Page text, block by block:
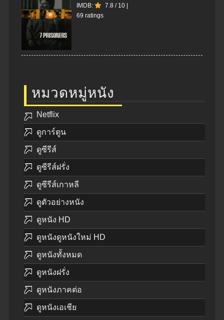
IMDB: 7.8 / 10
69 ratings
หมวดหมู่หนัง
Netflix
ดูการ์ตูน
ดูซีรีส์
ดูซีรีส์ฝรั่ง
ดูซีรีส์เกาหลี
ดูตัวอย่างหนัง
ดูหนัง HD
ดูหนังดูหนังใหม่ HD
ดูหนังทั้งหมด
ดูหนังฝรั่ง
ดูหนังภาคต่อ
ดูหนังเอเชีย